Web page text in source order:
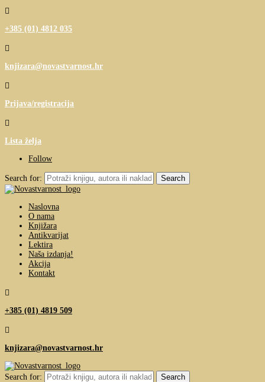

+385 (01) 4812 035

knjizara@novastvarnost.hr

Prijava/registracija

Lista želja
Follow
Search for:
Naslovna
O nama
Knjižara
Antikvarijat
Lektira
Naša izdanja!
Akcija
Kontakt

+385 (01) 4819 509

knjizara@novastvarnost.hr
Search for: